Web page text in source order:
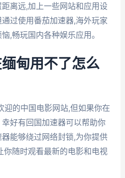
离远,加上一些网站和应用设
过使用番茄加速器,海外玩家
,畅玩国内各种娱乐应用。
甸用不了怎么
迎的中国电影网站,但如果你在
好有回国加速器可以帮助你
能够绕过网络封锁,为你提供
你随时观看最新的电影和电视